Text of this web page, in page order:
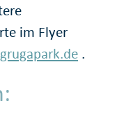
im Flyer
.